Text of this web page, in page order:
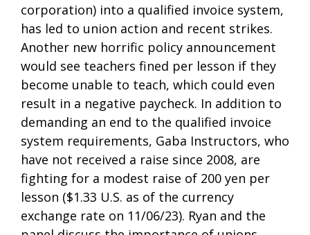
corporation) into a qualified invoice system,
has led to union action and recent strikes.
Another new horrific policy announcement
would see teachers fined per lesson if they
become unable to teach, which could even
result in a negative paycheck. In addition to
demanding an end to the qualified invoice
system requirements, Gaba Instructors, who
have not received a raise since 2008, are
fighting for a modest raise of 200 yen per
lesson ($1.33 U.S. as of the currency
exchange rate on 11/06/23). Ryan and the